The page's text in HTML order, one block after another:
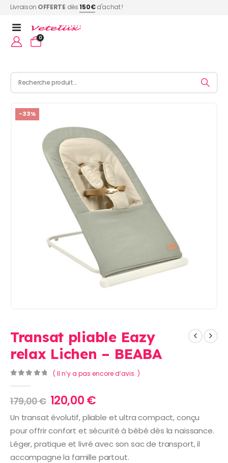
Livraison OFFERTE dès150€d'achat !
0
-33%
Transat pliable Eazy
relax Lichen – BEABA
( Il n’y a pas encore d’avis. )
179,00€ Le
prix
initial
était :
179,00 €.
120,00€Le
prix
actuel
est :
120,00 €.
Un transat évolutif, pliable et ultra compact, conçu
pour offrir confort et sécurité à bébé dès la naissance.
Léger, pratique et livré avec son sac de transport, il
accompagne la famille partout.